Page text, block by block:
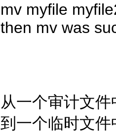
mv myfile
then mv was
从一个审计文
到一个临时文